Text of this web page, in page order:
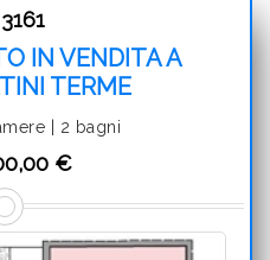
IN VENDITA A
TERME
| 2 bagni
€